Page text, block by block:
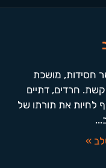
חסידות, מושכת
חרדים, דתיים
לחיות את תורתו של
»